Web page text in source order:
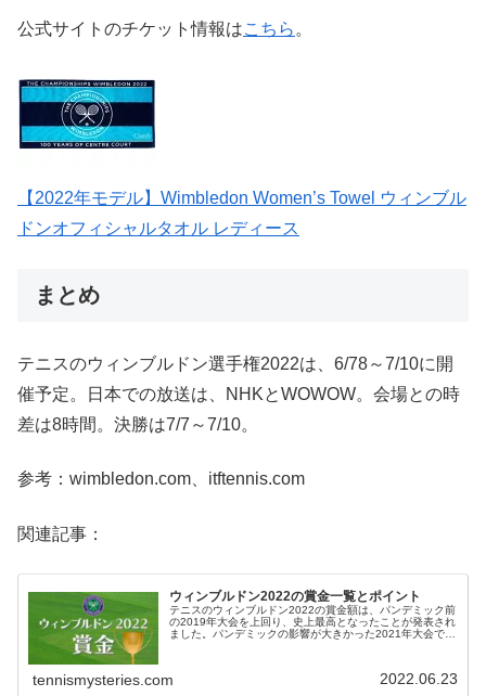
公式サイトのチケット情報はこちら 。
【2022年モデル】Wimbledon Women’s Towel ウィンブル
ドンオフィシャルタオル レディース
まとめ
テニスのウィンブルドン選手権2022は、6/78～7/10に開
催予定。日本での放送は、NHKとWOWOW。会場との時
差は8時間。決勝は7/7～7/10。
参考：wimbledon.com、itftennis.com
関連記事：
ウィンブルドン2022の賞金一覧とポイント
テニスのウィンブルドン2022の賞金額は、パンデミック前
の2019年大会を上回り、史上最高となったことが発表され
ました。パンデミックの影響が大きかった2021年大会で
tennismysteries.com 2022.06.23